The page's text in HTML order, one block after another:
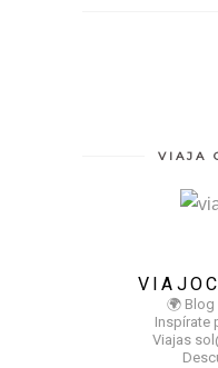
VIAJA
🌍 Blog
Inspírate
Viajas